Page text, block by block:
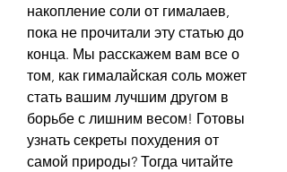
накопление соли от гималаев,
пока не прочитали эту статью до
конца. Мы расскажем вам все о
том, как гималайская соль может
стать вашим лучшим другом в
борьбе с лишним весом! Готовы
узнать секреты похудения от
самой природы? Тогда читайте